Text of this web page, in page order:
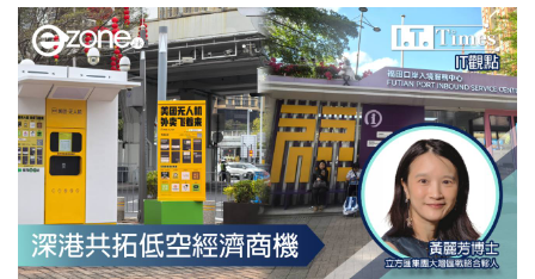
遊戲動漫
教學評測
EduTech
IT Times
生成式AI與雲端應用
Enterprise Digital Transformation